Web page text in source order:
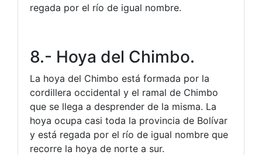
regada por el río de igual nombre.
8.- Hoya del Chimbo.
La hoya del Chimbo está formada por la
cordillera occidental y el ramal de Chimbo
que se llega a desprender de la misma. La
hoya ocupa casi toda la provincia de Bolívar
y está regada por el río de igual nombre que
recorre la hoya de norte a sur.